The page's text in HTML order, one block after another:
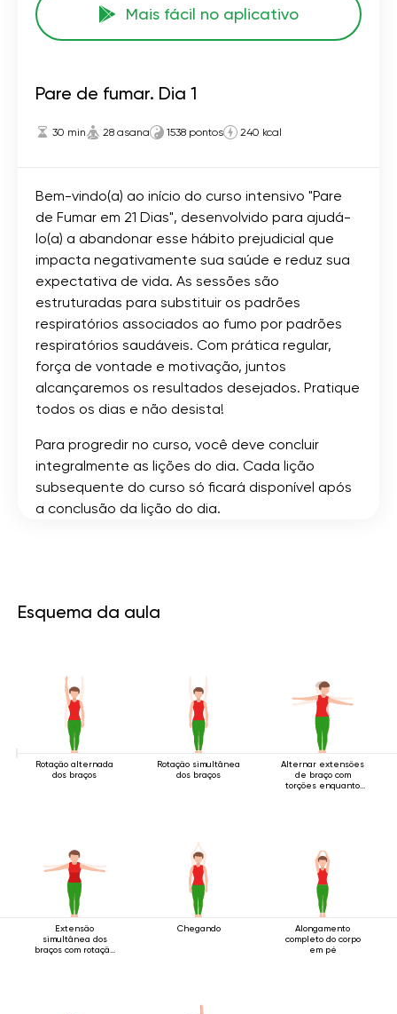
Mais fácil no aplicativo
Pare de fumar. Dia 1
30 min 28 asana 1538 pontos 240 kcal
Bem-vindo(a) ao início do curso intensivo "Pare
de Fumar em 21 Dias", desenvolvido para ajudá-
lo(a) a abandonar esse hábito prejudicial que
impacta negativamente sua saúde e reduz sua
expectativa de vida. As sessões são
estruturadas para substituir os padrões
respiratórios associados ao fumo por padrões
respiratórios saudáveis. Com prática regular,
força de vontade e motivação, juntos
alcançaremos os resultados desejados. Pratique
todos os dias e não desista!
Para progredir no curso, você deve concluir
integralmente as lições do dia. Cada lição
subsequente do curso só ficará disponível após
a conclusão da lição do dia.
Esquema da aula
Rotação alternada
dos braços
Rotação simultânea
dos braços
Alternar extensões
de braço com
torções enquanto
Extensão
simultânea dos
braços com rotação
Chegando
Alongamento
completo do corpo
em pé